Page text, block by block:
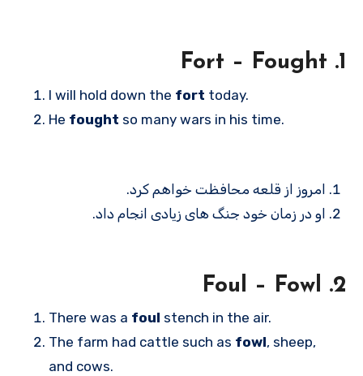
1. Fort – Fought
I will hold down the fort today.
He fought so many wars in his time.
امروز از قلعه محافظت خواهم کرد.
او در زمان خود جنگ های زیادی انجام داد.
2. Foul – Fowl
There was a foul stench in the air.
The farm had cattle such as fowl, sheep,
and cows.